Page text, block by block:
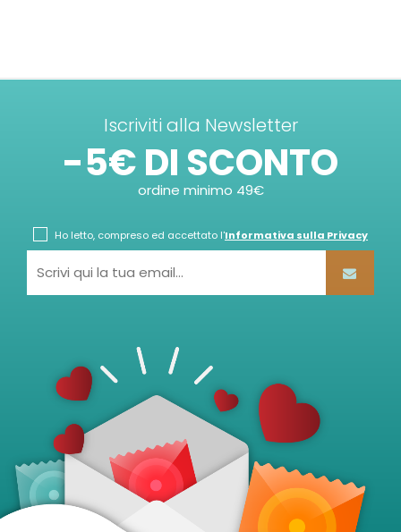
Iscriviti alla Newsletter
-5€ DI SCONTO
ordine minimo 49€
Ho letto, compreso ed accettato l'Informativa sulla Privacy